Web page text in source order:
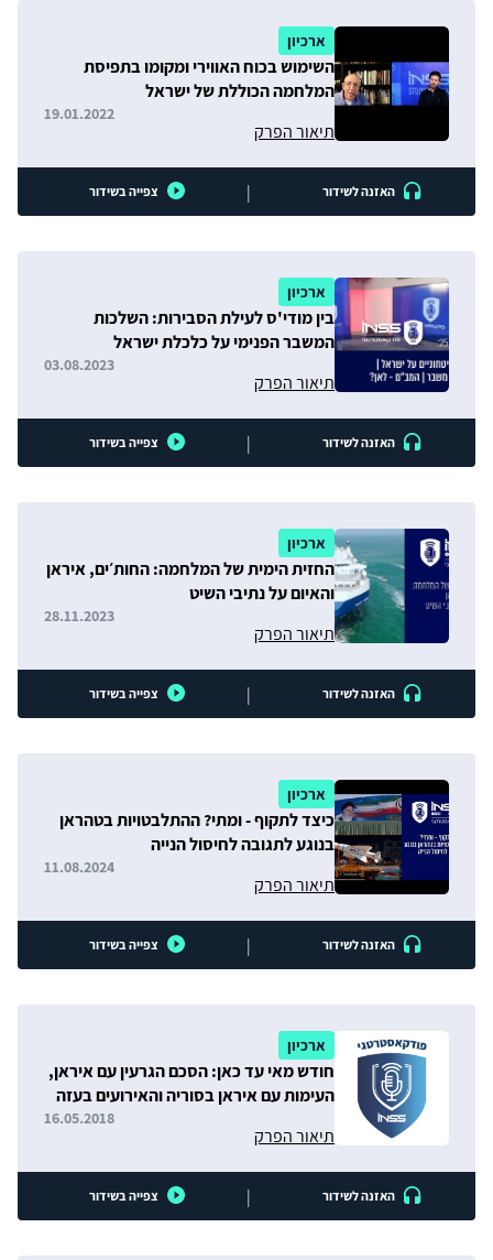
ארכיון
השימוש בכוח האווירי ומקומו בתפיסת
המלחמה הכוללת של ישראל
תיאור הפרק
19.01.2022
האזנה לשידור | צפייה בשידור
ארכיון
בין מודי'ס לעילת הסבירות: השלכות
המשבר הפנימי על כלכלת ישראל
תיאור הפרק
03.08.2023
האזנה לשידור | צפייה בשידור
ארכיון
החזית הימית של המלחמה: החות׳ים, איראן
והאיום על נתיבי השיט
תיאור הפרק
28.11.2023
האזנה לשידור | צפייה בשידור
ארכיון
כיצד לתקוף - ומתי? ההתלבטויות בטהראן
בנוגע לתגובה לחיסול הנייה
תיאור הפרק
11.08.2024
האזנה לשידור | צפייה בשידור
ארכיון
חודש מאי עד כאן: הסכם הגרעין עם איראן,
העימות עם איראן בסוריה והאירועים בעזה
תיאור הפרק
16.05.2018
האזנה לשידור | צפייה בשידור